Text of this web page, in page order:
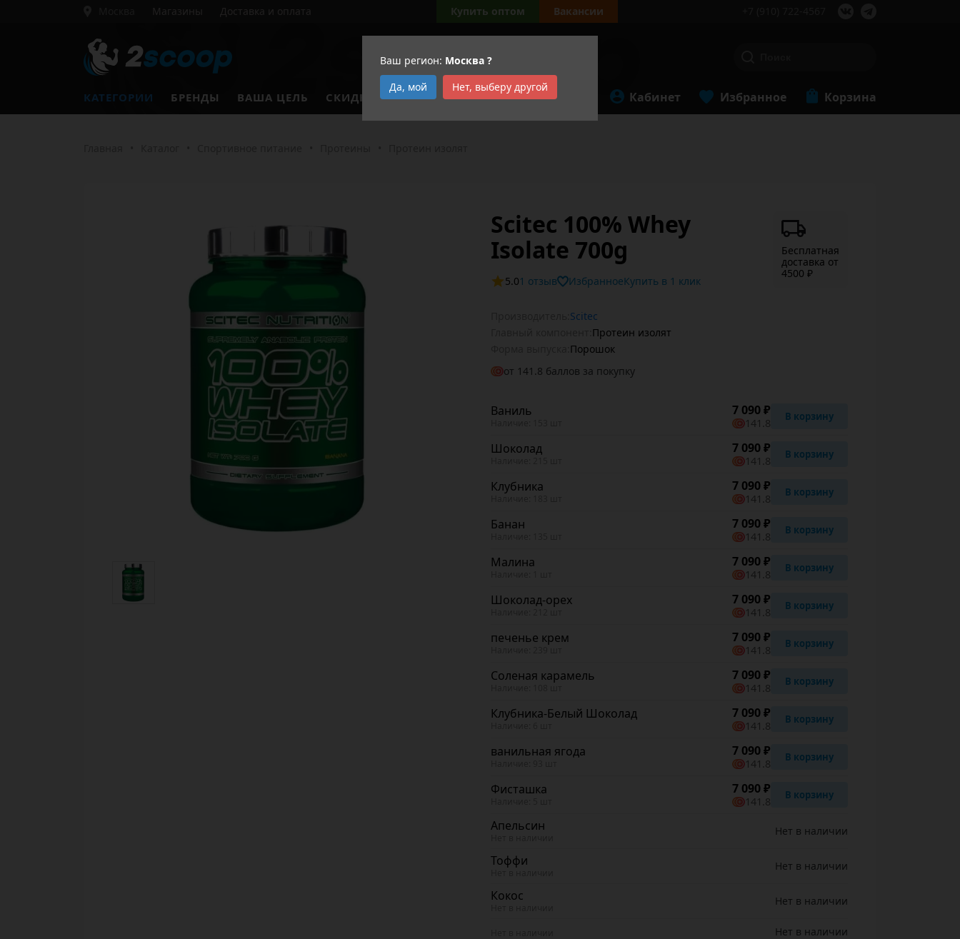
Ваш регион: Москва ?
Да, мой
Нет, выберу другой
Магазины Доставка и оплата Купить оптом Вакансии
КАТЕГОРИИ БРЕНДЫ ВАША ЦЕЛЬ СКИДКИ АКЦИИ Кабинет Избранное Корзина
Scitec 100% Whey
Isolate 700g
5.01 отзыв Избранное Купить в 1 клик
Бесплатная
доставка от
4500 ₽
Scitec
Протеин изолят
Порошок
от 141.8 баллов за покупку
Ваниль 7 090 ₽
141.8 В корзину
Шоколад 7 090 ₽
141.8 В корзину
Клубника 7 090 ₽
141.8 В корзину
Банан 7 090 ₽
141.8 В корзину
Малина 7 090 ₽
141.8 В корзину
Шоколад-орех 7 090 ₽
141.8 В корзину
печенье крем 7 090 ₽
141.8 В корзину
Соленая карамель 7 090 ₽
141.8 В корзину
Клубника-Белый Шоколад 7 090 ₽
141.8 В корзину
ванильная ягода 7 090 ₽
141.8 В корзину
Фисташка 7 090 ₽
141.8 В корзину
Апельсин Нет в наличии
Тоффи Нет в наличии
Кокос Нет в наличии
Нет в наличии